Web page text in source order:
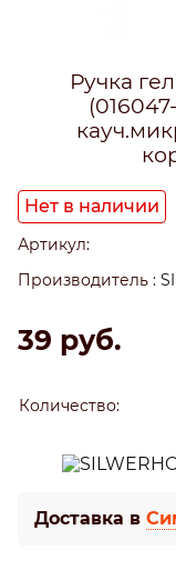
Ручка
Нет в наличии
Артикул:
Производитель :
39 руб.
Количество:
Доставка в